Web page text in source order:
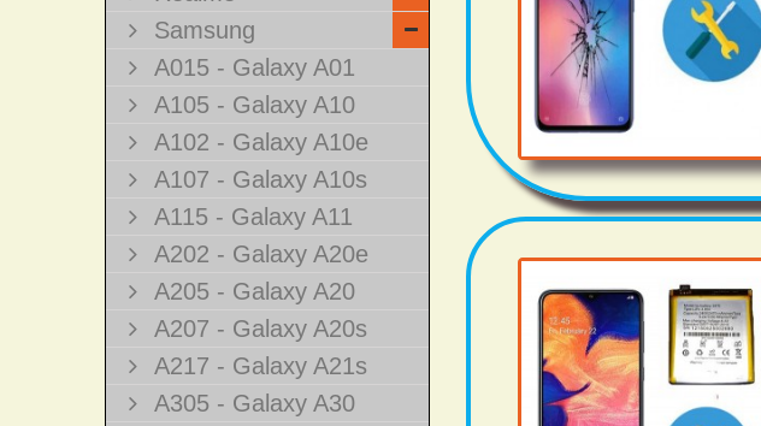
Samsung
A015 - Galaxy A01
A105 - Galaxy A10
A102 - Galaxy A10e
A107 - Galaxy A10s
A115 - Galaxy A11
A202 - Galaxy A20e
A205 - Galaxy A20
A207 - Galaxy A20s
A217 - Galaxy A21s
A305 - Galaxy A30